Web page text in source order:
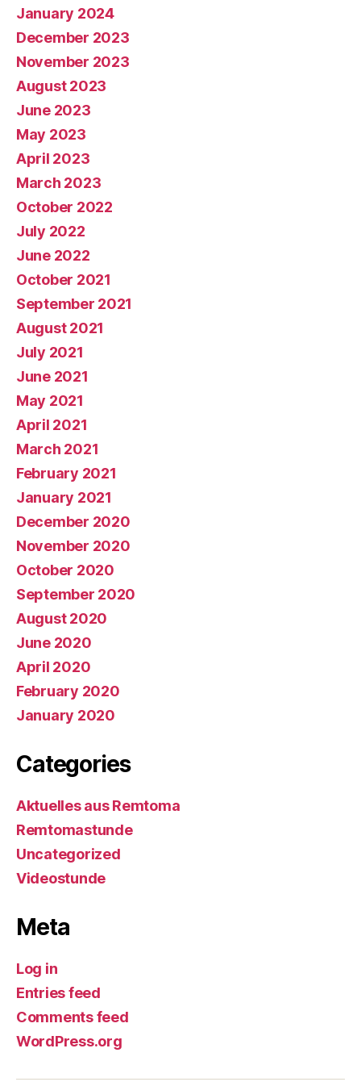
January 2024
December 2023
November 2023
August 2023
June 2023
May 2023
April 2023
March 2023
October 2022
July 2022
June 2022
October 2021
September 2021
August 2021
July 2021
June 2021
May 2021
April 2021
March 2021
February 2021
January 2021
December 2020
November 2020
October 2020
September 2020
August 2020
June 2020
April 2020
February 2020
January 2020
Categories
Aktuelles aus Remtoma
Remtomastunde
Uncategorized
Videostunde
Meta
Log in
Entries feed
Comments feed
WordPress.org